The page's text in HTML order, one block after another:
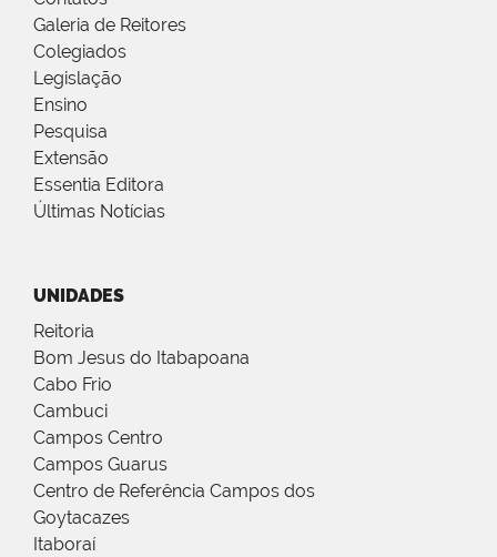
Galeria de Reitores
Colegiados
Legislação
Ensino
Pesquisa
Extensão
Essentia Editora
Últimas Notícias
UNIDADES
Reitoria
Bom Jesus do Itabapoana
Cabo Frio
Cambuci
Campos Centro
Campos Guarus
Centro de Referência Campos dos
Goytacazes
Itaboraí